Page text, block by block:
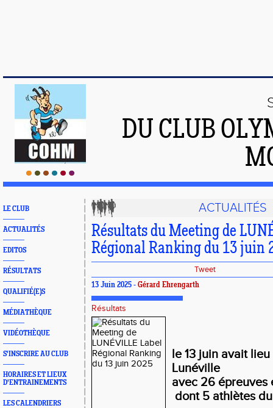
DU CLUB
LE CLUB
ACTUALITÉS
EDITOS
RÉSULTATS
QUALIFIÉ(E)S
MÉDIATHÈQUE
VIDÉOTHÈQUE
S'INSCRIRE AU CLUB
HORAIRES ET LIEUX
D'ENTRAINEMENTS
LES CALENDRIERS
ACTUALITÉS
Résultats du Meeting de
Régional Ranking du 13 juin
Tweet
13 Juin 2025 - Gérard Ehrengarth
Résultats
le 13 juin avait
Lunéville
avec 26 épreuves
dont 5 athlètes